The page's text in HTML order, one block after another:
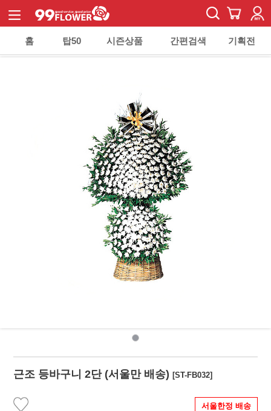
홈 탑50 시즌상품 간편검색 기획전
근조 등바구니 2단 (서울만 배송)[ST-FB032]
서울한정 배송